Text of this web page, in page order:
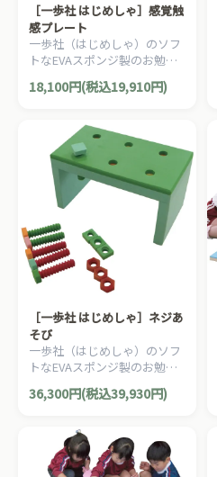
［一歩社 はじめしゃ］感覚触
感プレート
一歩社（はじめしゃ）のソフ
トなEVAスポンジ製のお勉強
プレートの突起を指先でなぞ
18,100円(税込19,910円)
［一歩社 はじめしゃ］ネジあ
そび
一歩社（はじめしゃ）のソフ
トなEVAスポンジ製のお勉強
を留めたり、ネジ締め、ナッ
36,300円(税込39,930円)